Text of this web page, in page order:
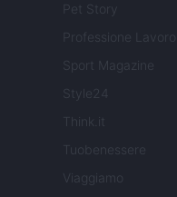
Pet Story
Professione Lavoro
Sport Magazine
Style24
Think.it
Tuobenessere
Viaggiamo